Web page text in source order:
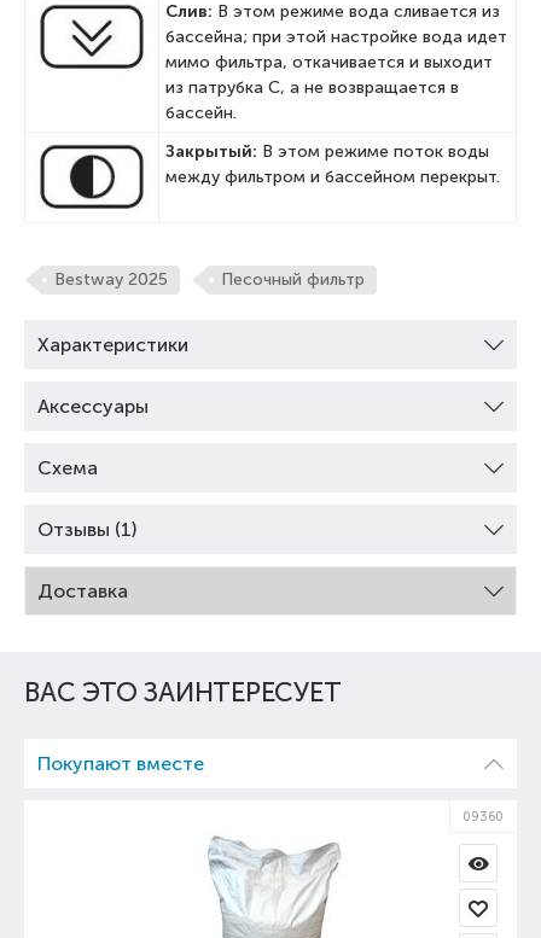
Слив: В этом режиме вода сливается из
бассейна; при этой настройке вода идет
мимо фильтра, откачивается и выходит
из патрубка C, а не возвращается в
бассейн.
Закрытый: В этом режиме поток воды
между фильтром и бассейном перекрыт.
Bestway 2025 Песочный фильтр
Характеристики
Аксессуары
Схема
Отзывы (1)
Доставка
ВАС ЭТО ЗАИНТЕРЕСУЕТ
Покупают вместе
09360